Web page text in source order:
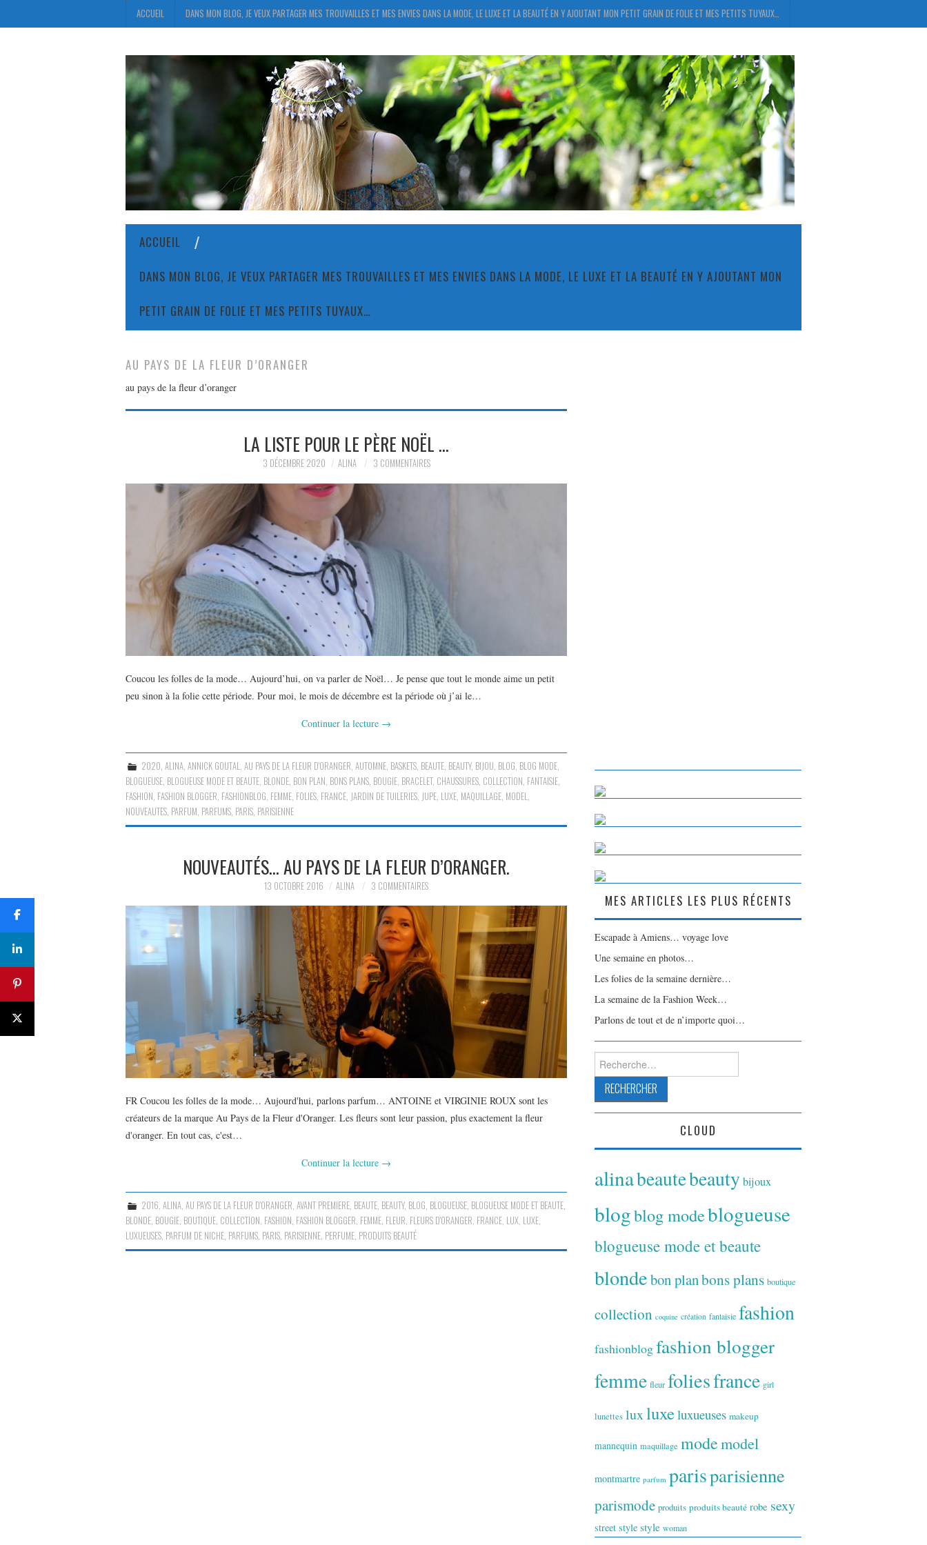
ACCUEIL DANS MON BLOG, JE VEUX PARTAGER MES TROUVAILLES ET MES ENVIES DANS LA MODE, LE LUXE ET LA BEAUTÉ EN Y AJOUTANT MON PETIT GRAIN DE FOLIE ET MES PETITS TUYAUX…
ACCUEIL
DANS MON BLOG, JE VEUX PARTAGER MES TROUVAILLES ET MES ENVIES DANS LA MODE, LE LUXE ET LA BEAUTÉ EN Y AJOUTANT MON
PETIT GRAIN DE FOLIE ET MES PETITS TUYAUX…
AU PAYS DE LA FLEUR D’ORANGER
au pays de la fleur d’oranger
LA LISTE POUR LE PÈRE NOËL …
3 DÉCEMBRE 2020 ALINA 3 COMMENTAIRES
Coucou les folles de la mode… Aujourd’hui, on va parler de Noël… Je pense que tout le monde aime un petit
peu sinon à la folie cette période. Pour moi, le mois de décembre est la période où j’ai le…
Continuer la lecture →
2020 ,ALINA ,ANNICK GOUTAL ,AU PAYS DE LA FLEUR D'ORANGER ,AUTOMNE BASKETS BEAUTE BEAUTY, BIJOU BLOG BLOG MODE
BLOGUEUSE BLOGUEUSE MODE ET BEAUTE BLONDE BON PLAN BONS PLANS BOUGIE BRACELET, CHAUSSURES COLLECTION FANTAISIE
FASHION FASHION BLOGGER FASHIONBLOG FEMME FOLIES FRANCE JARDIN DE TUILERIES JUPE LUXE MAQUILLAGE MODEL
NOUVEAUTES PARFUM PARFUMS PARIS PARISIENNE
NOUVEAUTÉS… AU PAYS DE LA FLEUR D’ORANGER.
13 OCTOBRE 2016 ALINA 3 COMMENTAIRES
FR Coucou les folles de la mode… Aujourd'hui, parlons parfum… ANTOINE et VIRGINIE ROUX sont les
créateurs de la marque Au Pays de la Fleur d'Oranger. Les fleurs sont leur passion, plus exactement la fleur
d'oranger. En tout cas, c'est…
Continuer la lecture →
2016,ALINA,AU PAYS DE LA FLEUR D'ORANGER,AVANT PREMIERE, BEAUTE, BEAUTY, BLOG, BLOGUEUSE, BLOGUEUSE MODE ET BEAUTE,
BLONDE, BOUGIE, BOUTIQUE, COLLECTION, FASHION, FASHION BLOGGER, FEMME, FLEUR, FLEURS D'ORANGER, FRANCE, LUX, LUXE,
LUXUEUSES, PARFUM DE NICHE, PARFUMS, PARIS, PARISIENNE, PERFUME, PRODUITS BEAUTÉ
MES ARTICLES LES PLUS RÉCENTS
Escapade à Amiens… voyage love
Une semaine en photos…
Les folies de la semaine dernière…
La semaine de la Fashion Week…
Parlons de tout et de n’importe quoi…
Rechercher :
CLOUD
alinabeautebeauty bijoux
blogblog modeblogueuse
blogueuse mode et beaute
blondebon planbons plans boutique
collection coquine création fantaisie fashion
fashionblogfashion blogger
femme fleur foliesfrance girl
lunettes luxluxeluxueuses makeup
mannequin maquillage modemodel
montmartre parfum parisparisienne
parismode produits produits beauté robe sexy
street style style woman